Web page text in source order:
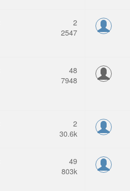
2
2547
48
7948
2
30.6k
49
803k